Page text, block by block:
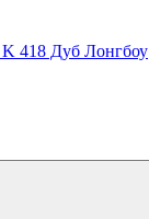
418 Дуб Лонгбоу